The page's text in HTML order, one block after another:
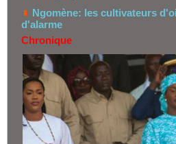
Ngomène: les cultivateurs
d'alarme
Chronique